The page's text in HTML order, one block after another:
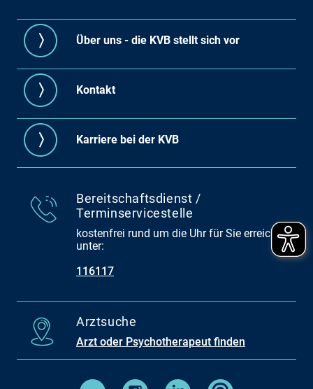
Über uns - die KVB stellt sich vor
Kontakt
Karriere bei der KVB
Bereitschaftsdienst /
Terminservicestelle
kostenfrei rund um die Uhr für Sie erreichbar
unter:
116117
Arztsuche
Arzt oder Psychotherapeut finden